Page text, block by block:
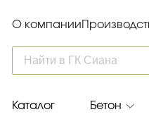
О компании
Каталог Бетон